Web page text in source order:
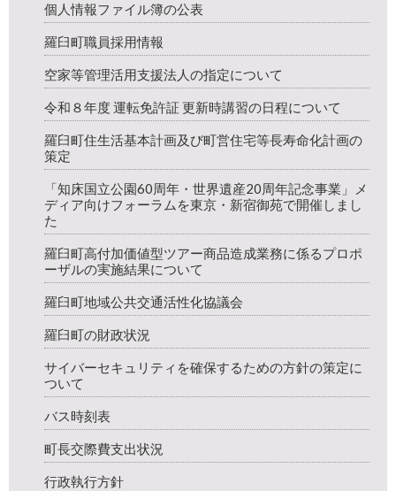
個人情報ファイル簿の公表
羅臼町職員採用情報
空家等管理活用支援法人の指定について
令和８年度 運転免許証 更新時講習の日程について
羅臼町住生活基本計画及び町営住宅等長寿命化計画の
策定
「知床国立公園60周年・世界遺産20周年記念事業」メ
ディア向けフォーラムを東京・新宿御苑で開催しまし
た
羅臼町高付加価値型ツアー商品造成業務に係るプロポ
ーザルの実施結果について
羅臼町地域公共交通活性化協議会
羅臼町の財政状況
サイバーセキュリティを確保するための方針の策定に
ついて
バス時刻表
町長交際費支出状況
行政執行方針